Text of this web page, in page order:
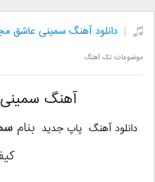
دانلود آهنگ سمینی عاشق
موضوعات:تک آهنگ
آهنگ
دانلود آهنگ پاپ جدید بنام